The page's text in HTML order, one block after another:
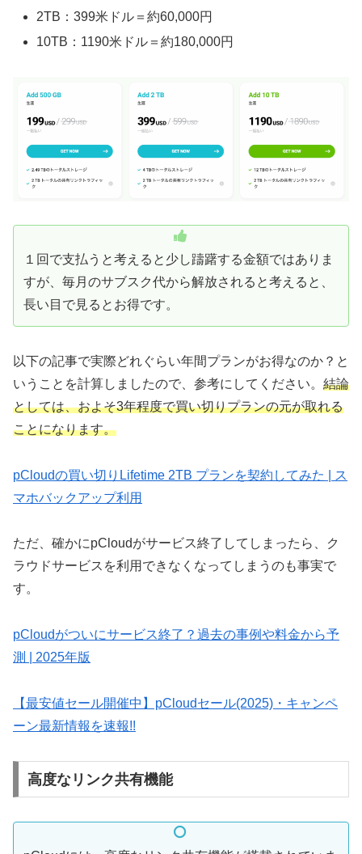
2TB：399米ドル＝約60,000円
10TB：1190米ドル＝約180,000円
１回で支払うと考えると少し躊躇する金額ではありま
すが、毎月のサブスク代から解放されると考えると、
長い目で見るとお得です。
以下の記事で実際どれぐらい年間プランがお得なのか？と
いうことを計算しましたので、参考にしてください。 結論
としては、およそ3年程度で買い切りプランの元が取れる
ことになります。
pCloudの買い切りLifetime 2TB プランを契約してみた | ス
マホバックアップ利用
ただ、確かにpCloudがサービス終了してしまったら、ク
ラウドサービスを利用できなくなってしまうのも事実で
す。
pCloudがついにサービス終了？過去の事例や料金から予
測 | 2025年版
【最安値セール開催中】pCloudセール(2025)・キャンペ
ーン最新情報を速報!!
高度なリンク共有機能